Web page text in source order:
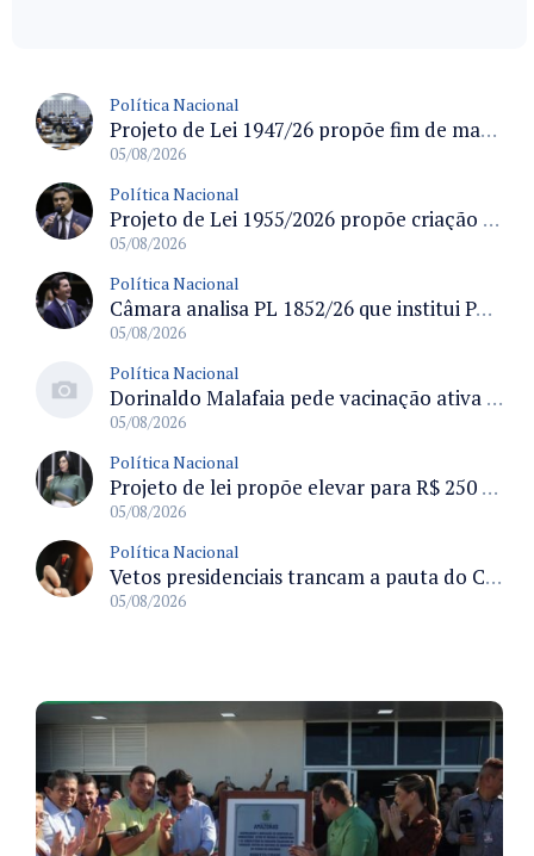
Política Nacional
Projeto de Lei 1947/26 propõe fim de margens para cartão de crédito e consignado do INSS
05/08/2026
Política Nacional
Projeto de Lei 1955/2026 propõe criação de geração livre de fumo ao restringir venda de vapes a nascidos desde 1º de janeiro de 2009
05/08/2026
Política Nacional
Câmara analisa PL 1852/26 que institui Política Nacional de Gestão de Desempenho e Eficiência para servidores públicos
05/08/2026
Política Nacional
Dorinaldo Malafaia pede vacinação ativa ao Ministério da Saúde para reverter queda na cobertura vacinal no Brasil
05/08/2026
Política Nacional
Projeto de lei propõe elevar para R$ 250 mil limite de isenção do IPI para pessoas com deficiência e autismo
05/08/2026
Política Nacional
Vetos presidenciais trancam a pauta do Congresso com 87 itens pendentes e incluem trechos do Orçamento de 2026
05/08/2026